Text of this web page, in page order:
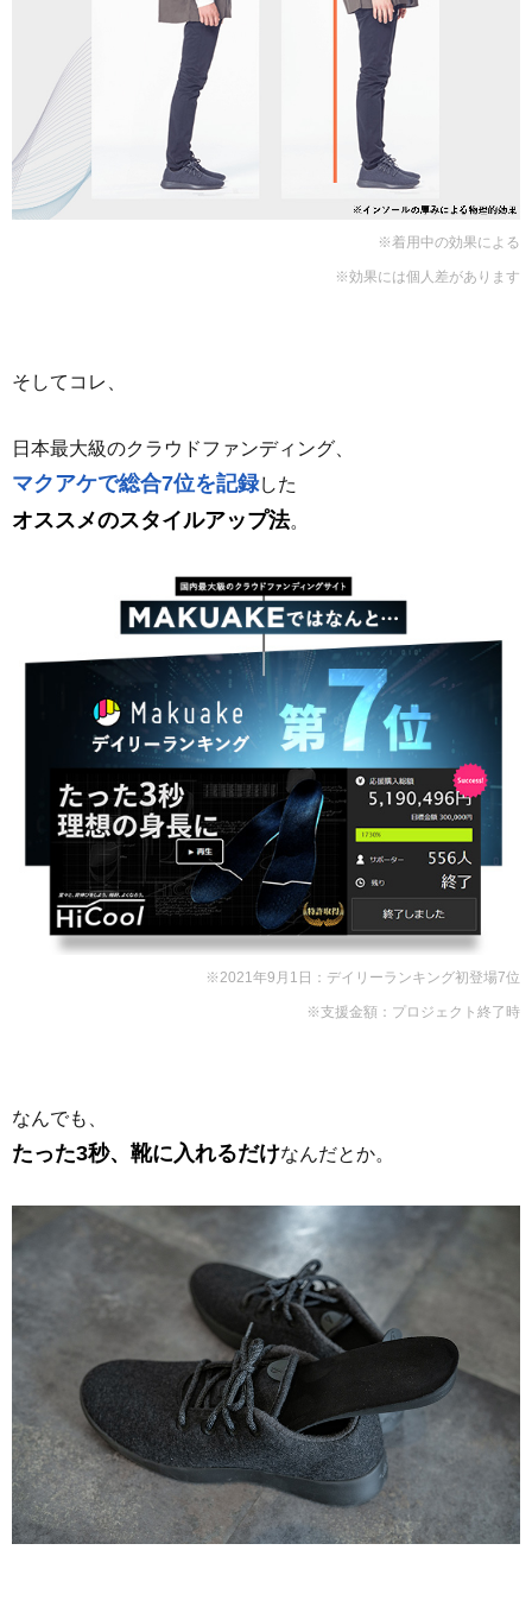
※着用中の効果による
※効果には個人差があります
そしてコレ、
日本最大級のクラウドファンディング、
マクアケで総合7位を記録した
オススメのスタイルアップ法。
※2021年9月1日：デイリーランキング初登場7位
※支援金額：プロジェクト終了時
なんでも、
たった3秒、靴に入れるだけなんだとか。